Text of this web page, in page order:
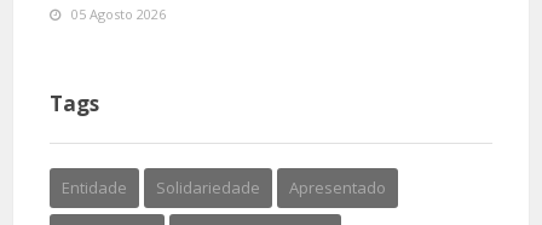
05 Agosto 2026
Tags
Entidade Solidariedade Apresentado